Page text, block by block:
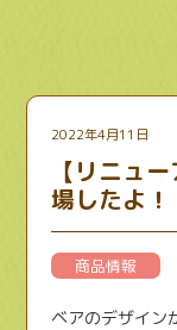
2022年4月11日
【リニュ
場したよ！
商品情報
ベアのデザイン